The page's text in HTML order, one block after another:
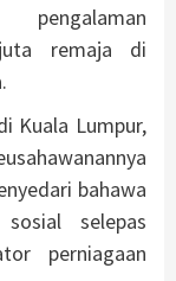
remaja di
Kuala Lumpur,
bahawa
selepas
perniagaan